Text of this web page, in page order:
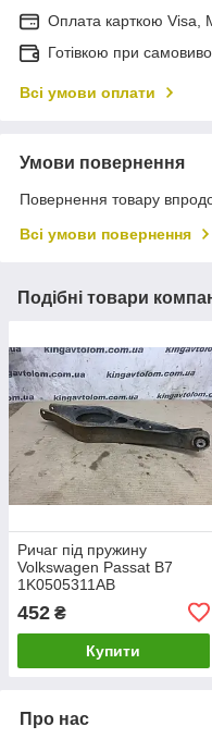
Оплата карткою Visa,
Готівкою при
Всі умови оплати
Умови повернення
Повернення товару
Всі умови повернення
Подібні товари
Ричаг під пружину
Volkswagen Passat B7
1K0505311AB
452 ₴
Купити
Про нас